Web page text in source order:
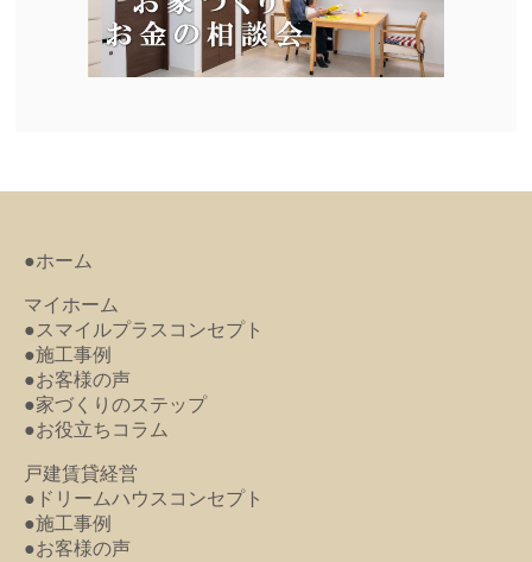
●ホーム
マイホーム
●スマイルプラスコンセプト
●施工事例
●お客様の声
●家づくりのステップ
●お役立ちコラム
戸建賃貸経営
●ドリームハウスコンセプト
●施工事例
●お客様の声